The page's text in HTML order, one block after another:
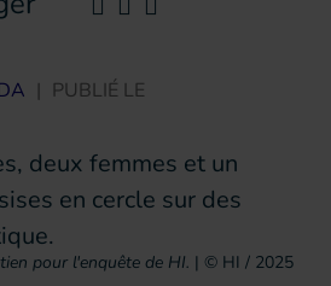
| PUBLIÉ LE
pour l'enquête de HI. | © HI / 2025